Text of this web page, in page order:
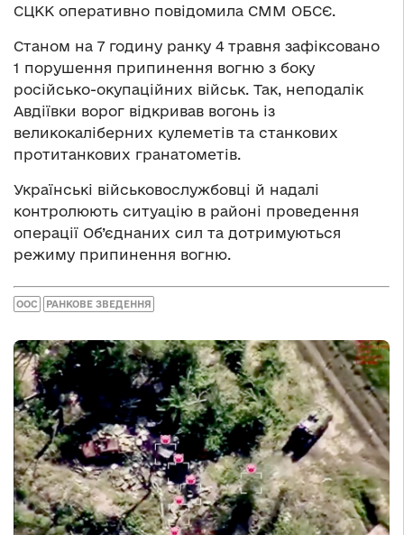
СЦКК оперативно повідомила СММ ОБСЄ.
Станом на 7 годину ранку 4 травня зафіксовано
1 порушення припинення вогню з боку
російсько-окупаційних військ. Так, неподалік
Авдіївки ворог відкривав вогонь із
великокаліберних кулеметів та станкових
протитанкових гранатометів.
Українські військовослужбовці й надалі
контролюють ситуацію в районі проведення
операції Об’єднаних сил та дотримуються
режиму припинення вогню.
ООС РАНКОВЕ ЗВЕДЕННЯ